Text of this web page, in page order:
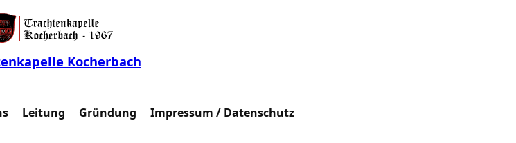
Kocherbach
Leitung Gründung Impressum / Datenschutz